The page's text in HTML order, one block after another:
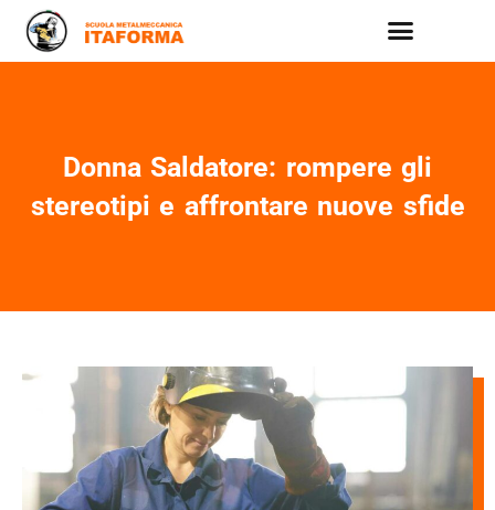
Donna Saldatore: rompere gli
stereotipi e affrontare nuove sfide